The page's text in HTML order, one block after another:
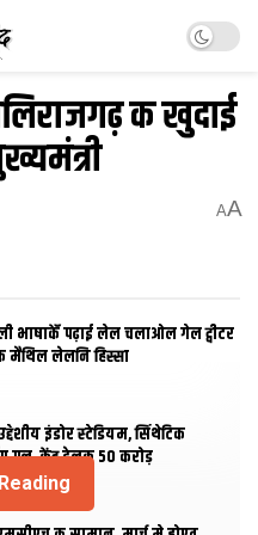
क खुदाई
AA
भाषाकेँ पढ़ाई लेल चलाओल गेल ट्वीटर
मैथिल लेलनि हिस्सा
इंडोर स्‍टेडि‍यम, सिंथेटिक
पुल, केंद्र देलक 50 करोड़